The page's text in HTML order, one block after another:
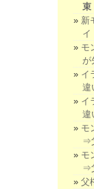
束
新
イ
モ
が
イ
違
イ
違
モ
⇒
モ
⇒
父